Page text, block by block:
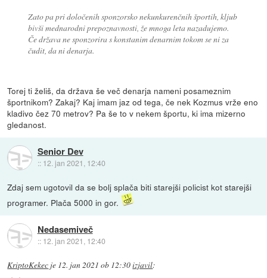
Zato pa pri določenih sponzorsko nekunkurenčnih športih, kljub
bivši mednarodni prepoznavnosti, že mnoga leta nazadujemo.
Če država ne sponzorira s konstanim denarnim tokom se ni za
čudit, da ni denarja.
Torej ti želiš, da država še več denarja nameni posameznim
športnikom? Zakaj? Kaj imam jaz od tega, če nek Kozmus vrže eno
kladivo čez 70 metrov? Pa še to v nekem športu, ki ima mizerno
gledanost.
Senior Dev
:: 12. jan 2021, 12:40
Zdaj sem ugotovil da se bolj splača biti starejši policist kot starejši
programer. Plača 5000 in gor.
Nedasemiveč
:: 12. jan 2021, 12:40
KriptoKekec je 12. jan 2021 ob 12:30izjavil: